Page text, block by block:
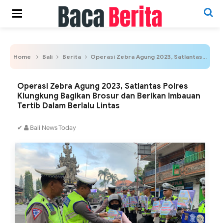
Home Bali Berita Operasi Zebra Agung 2023, Satlantas Polres Klungkung Bagikan Brosur dan Berikan Imbauan Tertib Dalam Berlalu Lintas
Operasi Zebra Agung 2023, Satlantas Polres
Klungkung Bagikan Brosur dan Berikan Imbauan
Tertib Dalam Berlalu Lintas
✔ Bali News Today